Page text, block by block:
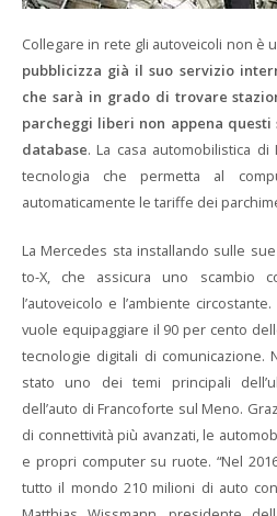
Collegare in rete gli autoveicoli non è
pubblicizza già il suo servizio
che sarà in grado di trovare
parcheggi liberi non appena
database. La casa automobilistica
tecnologia che permetta al
automaticamente le tariffe dei
La Mercedes sta installando sulle
to-X, che assicura uno scambio
l’autoveicolo e l’ambiente
vuole equipaggiare il 90 per cento
tecnologie digitali di comunicazione.
stato uno dei temi principali
dell’auto di Francoforte sul Meno.
di connettività più avanzati, le
e propri computer su ruote. “Nel
tutto il mondo 210 milioni di auto